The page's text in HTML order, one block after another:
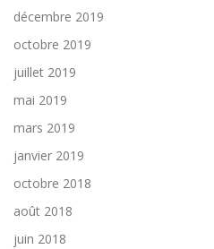
décembre 2019
octobre 2019
juillet 2019
mai 2019
mars 2019
janvier 2019
octobre 2018
août 2018
juin 2018